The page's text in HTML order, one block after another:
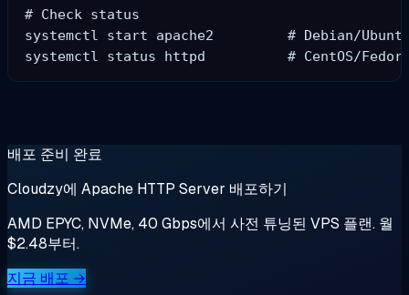
# Check status
systemctl start apache2         # Debian/
배포 준비 완료
Cloudzy에 Apache HTTP Server 배포하기
AMD EPYC, NVMe, 40 Gbps에서 사전 튜닝된 VPS 플랜. 월
$2.48부터.
지금 배포 →